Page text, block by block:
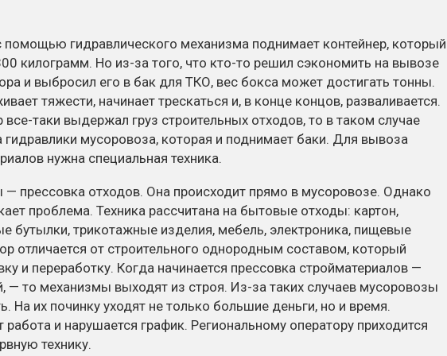
помощью гидравлического механизма поднимает контейнер, который
килограмм. Но из-за того, что кто-то решил сэкономить на вывозе
и выбросил его в бак для ТКО, вес бокса может достигать тонны.
тяжести, начинает трескаться и, в конце концов, разваливается.
все-таки выдержал груз строительных отходов, то в таком случае
мусоровоза, которая и поднимает баки. Для вывоза
нужна специальная техника.
— прессовка отходов. Она происходит прямо в мусоровозе. Однако
проблема. Техника рассчитана на бытовые отходы: картон,
бутылки, трикотажные изделия, мебель, электроника, пищевые
отличается от строительного однородным составом, который
и переработку. Когда начинается прессовка стройматериалов —
— то механизмы выходят из строя. Из-за таких случаев мусоровозы
На их починку уходят не только большие деньги, но и время.
работа и нарушается график. Региональному оператору приходится
технику.